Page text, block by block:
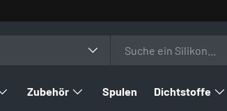
Zubehör Spulen Dichtstoffe